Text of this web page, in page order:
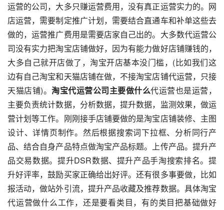
运营的公司，大多只赚运营费用，没有真正运营实力的。网
店运营，需要制定推广计划，需要结合直通车和补单这些去
做的，运营推广费用是需要店家自己出的。大多数代运营公
司没有实力把淘宝店铺做好，因为有能力做好店铺赚钱的，
大多自己就开店做了，淘宝开店基本没门槛，(比如我们这
边有自己淘宝和天猫店铺在做，不接淘宝店铺代运营，只接
天猫店铺)。淘宝代运营公司主要做什么代运营也是运营，
主要负责统计数据，分析数据，提升数据，监测效果，做运
营计划等工作。刚刚接手店铺要做的是淘宝店铺装修、主图
设计、详情页制作。然后根据搜索词下拉框、分析同行产
品、结合自身产品特点做淘宝产品标题。上传产品。提升产
品交易数据。提升DSR数据、提升产品手淘搜索排名。提
升好评率，鼓励买家正确给出好评。还有很多事要做，比如
报活动，做站外引流，提升产品收藏及推荐数据。具体淘宝
代运营做什么工作，还是要看类目，有的类目把基础做好